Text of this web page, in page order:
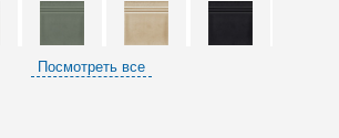
Посмотреть все